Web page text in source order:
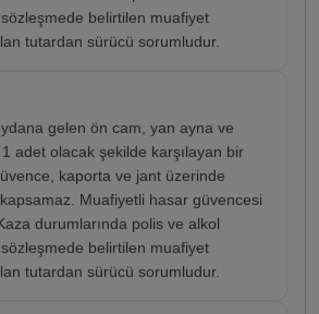
belirtilen muafiyet
tutardan sürücü sorumludur.
gelen ön cam, yan ayna ve
1 adet olacak şekilde karşılayan bir
kaporta ve jant üzerinde
Muafiyetli hasar güvencesi
durumlarında polis ve alkol
belirtilen muafiyet
tutardan sürücü sorumludur.